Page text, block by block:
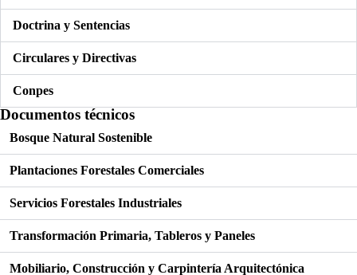
Doctrina y Sentencias
Circulares y Directivas
Conpes
Documentos técnicos
Bosque Natural Sostenible
Plantaciones Forestales Comerciales
Servicios Forestales Industriales
Transformación Primaria, Tableros y Paneles
Mobiliario, Construcción y Carpintería Arquitectónica